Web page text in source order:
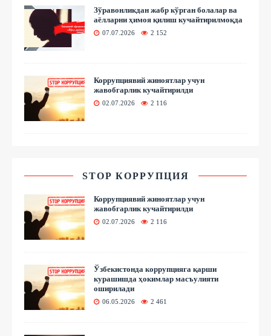
Зўравонликдан жабр кўрган болалар ва
аёлларни ҳимоя қилиш кучайтирилмоқда
07.07.2026 2 152
Коррупциявий жиноятлар учун
жавобгарлик кучайтирилди
02.07.2026 2 116
STOP КОРРУПЦИЯ
Коррупциявий жиноятлар учун
жавобгарлик кучайтирилди
02.07.2026 2 116
Ўзбекистонда коррупцияга қарши
курашишда ҳокимлар масъулияти
оширилади
06.05.2026 2 461